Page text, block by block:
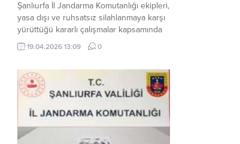
Şanlıurfa İl Jandarma Komutanlığı ekipleri,
yasa dışı ve ruhsatsız silahlanmaya karşı
yürüttüğü kararlı çalışmalar kapsamında
Bozova ilçesinde bir ikamete operasyon
düzenledi. Yapılan aramada çok sayıda
mühimmat ele geçirildi. Haber Merkezi –
Şanlıurfa Valiliği İl Basın ve Halkla İlişkiler
Müdürlüğü tarafından yapılan açıklamaya
göre; 17 Nisan...
19.04.2026 13:09 0